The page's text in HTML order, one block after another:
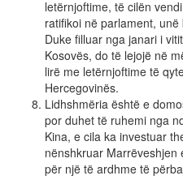
letërnjoftime, të cilën
ratifikoi në parlament, unë
Duke filluar nga janari i
Kosovës, do të lejojë në
lirë me letërnjoftime të
Hercegovinës.
Lidhshmëria është e
por duhet të ruhemi nga
Kina, e cila ka investuar
nënshkruar Marrëveshjen
për një të ardhme të